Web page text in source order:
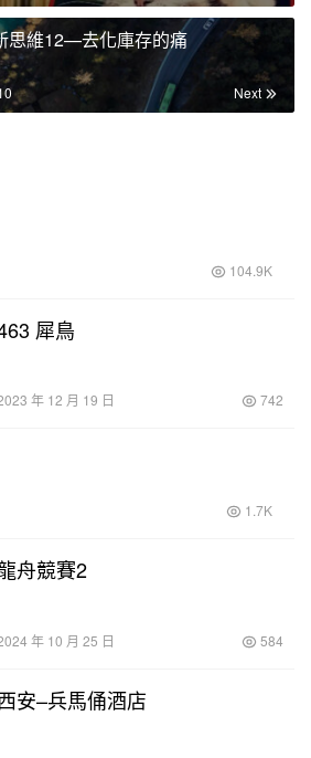
思維12—去化庫存的痛
Next
104.9K
犀鳥
年 12 月 19 日 742
1.7K
舟競賽2
年 10 月 25 日 584
安–兵馬俑酒店